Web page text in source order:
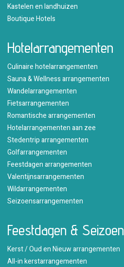
Kastelen en landhuizen
Boutique Hotels
Hotelarrangementen
Culinaire hotelarrangementen
Sauna & Wellness arrangementen
Wandelarrangementen
Fietsarrangementen
Romantische arrangementen
Hotelarrangementen aan zee
Stedentrip arrangementen
Golfarrangementen
Feestdagen arrangementen
Valentijnsarrangementen
Wildarrangementen
Seizoensarrangementen
Feestdagen & Seizoen
Kerst / Oud en Nieuw arrangementen
All-in kerstarrangementen